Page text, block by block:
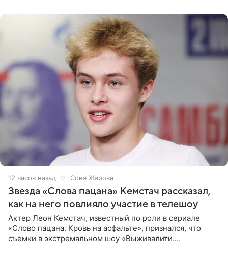
12 часов назад Соня Жарова
Звезда «Слова пацана» Кемстач рассказал,
как на него повлияло участие в телешоу
Актер Леон Кемстач, известный по роли в сериале
«Слово пацана. Кровь на асфальте», признался, что
съемки в экстремальном шоу «Выживалити.